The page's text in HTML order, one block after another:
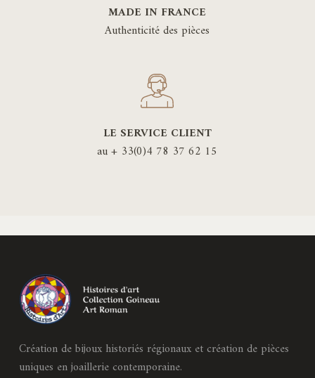
MADE IN FRANCE
Authenticité des pièces
LE SERVICE CLIENT
au + 33(0)4 78 37 62 15
Création de bijoux historiés régionaux et création de pièces
uniques en joaillerie contemporaine.